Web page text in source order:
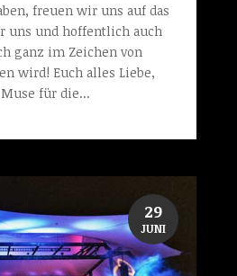
freuen wir uns auf das
uns und hoffentlich auch
ganz im Zeichen von
wird! Euch alles Liebe,
für die...
29
JUNI